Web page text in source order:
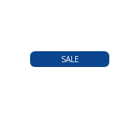
SALE